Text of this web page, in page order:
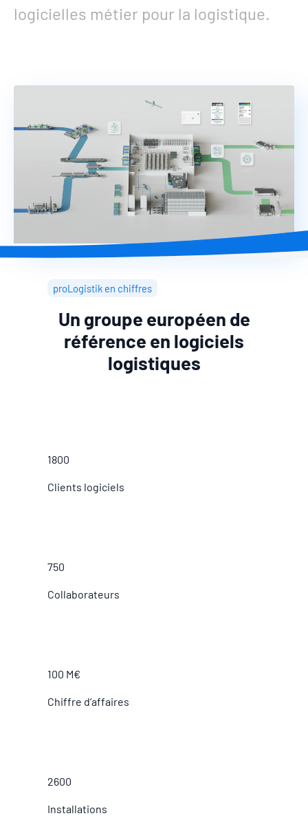
logicielles métier pour la logistique.
proLogistik en chiffres
Un groupe européen de
référence en logiciels
logistiques
1800
Clients logiciels
750
Collaborateurs
100 M€
Chiffre d’affaires
2600
Installations